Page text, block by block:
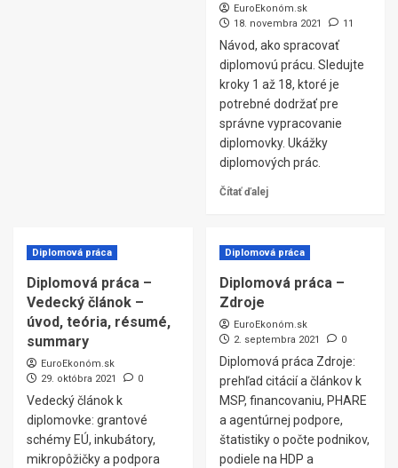
EuroEkonóm.sk
18. novembra 2021
11
Návod, ako spracovať
diplomovú prácu. Sledujte
kroky 1 až 18, ktoré je
potrebné dodržať pre
správne vypracovanie
diplomovky. Ukážky
diplomových prác.
Čítať ďalej
Diplomová práca
Diplomová práca –
Vedecký článok –
úvod, teória, résumé,
summary
EuroEkonóm.sk
29. októbra 2021
0
Vedecký článok k
diplomovke: grantové
schémy EÚ, inkubátory,
mikropôžičky a podpora
Diplomová práca
Diplomová práca –
Zdroje
EuroEkonóm.sk
2. septembra 2021
0
Diplomová práca Zdroje:
prehľad citácií a článkov k
MSP, financovaniu, PHARE
a agentúrnej podpore,
štatistiky o počte podnikov,
podiele na HDP a